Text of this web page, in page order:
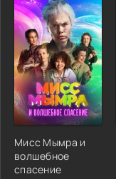
Мисс Мымра и
волшебное
спасение